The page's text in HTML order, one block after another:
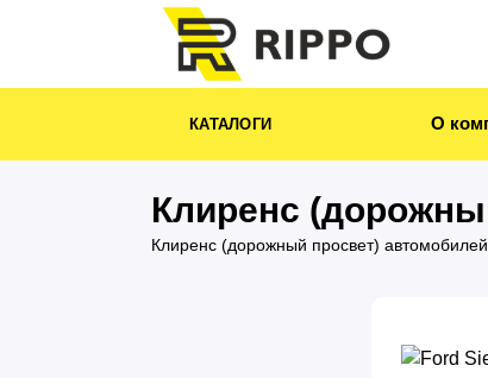
КАТАЛОГИ О
Клиренс
Клиренс (дорожный просвет) автомобилей